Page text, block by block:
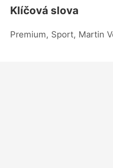
Klíčová slova
Premium, Sport, Martin